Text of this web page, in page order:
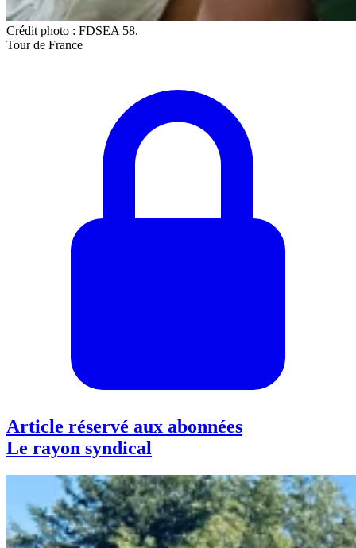
Crédit photo : FDSEA 58.
Tour de France
Article réservé aux abonnées
Le rayon syndical